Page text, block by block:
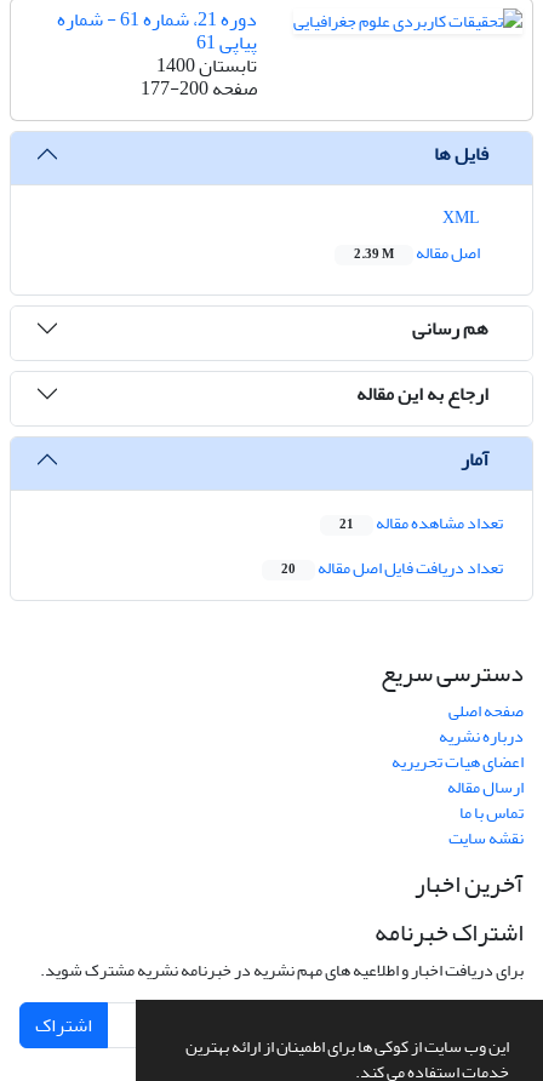
این وب سایت از کوکی ها برای اطمینان از ارائه بهترین
خدمات استفاده می کند.
دوره 21، شماره 61 - شماره
پیاپی 61
تابستان 1400
صفحه177-200
فایل ها
اصل مقاله
2.39 M
هم رسانی
ارجاع به این مقاله
آمار
تعداد مشاهده مقاله 21
تعداد دریافت فایل اصل مقاله 20
دسترسی سریع
صفحه اصلی
درباره نشریه
اعضای هیات تحریریه
ارسال مقاله
تماس با ما
نقشه سایت
آخرین اخبار
اشتراک خبرنامه
برای دریافت اخبار و اطلاعیه های مهم نشریه در خبرنامه نشریه مشترک شوید.
اشتراک